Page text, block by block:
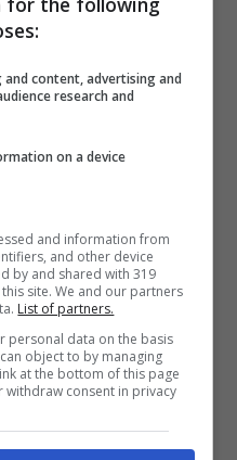
fragrante,
di leggero
semplici.
content, advertising and
research and
on a device
and information from
and other device
by and shared with 319
site. We and our partners
List of partners.
personal data on the basis
object to by managing
at the bottom of this page
withdraw consent in privacy